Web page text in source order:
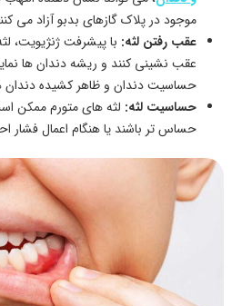
موجود در پلاک گازهای بدبو آزاد می
عقب رفتن لثه: با پیشرفت ژنژیویت،
عقب نشینی کنند و ریشه دندان ها
حساسیت دندان و ظاهر کشیده دندان
حساسیت لثه: لثه های متورم ممکن
حساس تر باشند یا هنگام اعمال فشار